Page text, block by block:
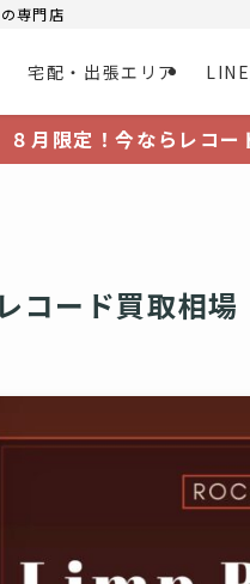
専門店
宅配・出張エリア
８月限定！今ならレコー
コード買取相場